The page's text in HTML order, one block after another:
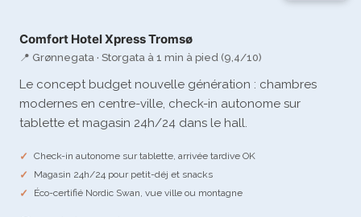
Comfort Hotel Xpress Tromsø
📍 Grønnegata · Storgata à 1 min à pied (9,4/10)
Le concept budget nouvelle génération : chambres
modernes en centre-ville, check-in autonome sur
tablette et magasin 24h/24 dans le hall.
Check-in autonome sur tablette, arrivée tardive OK
Magasin 24h/24 pour petit-déj et snacks
Éco-certifié Nordic Swan, vue ville ou montagne